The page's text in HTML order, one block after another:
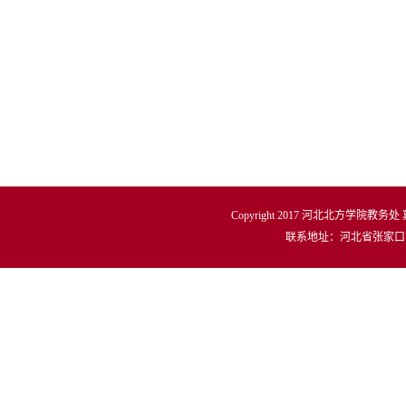
Copyright 2017 河北北方学院教务处
联系地址：河北省张家